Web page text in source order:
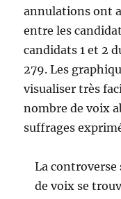
annulations ont
entre les
candidats 1 et 2
279. Les
visualiser très
nombre de voix
suffrages
La controverse
de voix se